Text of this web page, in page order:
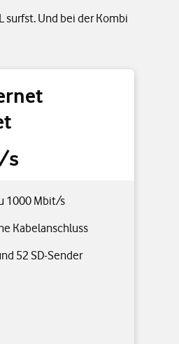
surfst. Und bei der Kombi
s
1000 Mbit/s
Kabelanschluss
52 SD-Sender